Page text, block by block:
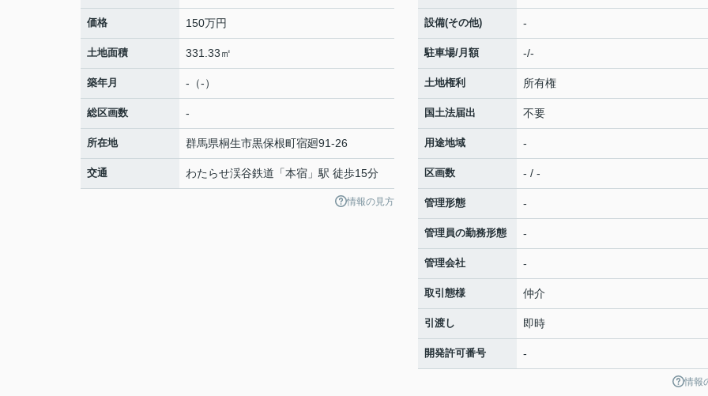
価格 150万円
土地面積 331.33㎡
築年月 -（-）
総区画数 -
所在地 群馬県桐生市黒保根町宿廻91-26
交通 わたらせ渓谷鉄道 「本宿 」駅 徒歩15分
情報の見方
設備(その他) -
駐車場/月額 -/-
土地権利 所有権
国土法届出 不要
用途地域 -
区画数 - / -
管理形態 -
管理員の勤務形態 -
管理会社 -
取引態様 仲介
引渡し 即時
開発許可番号 -
情報